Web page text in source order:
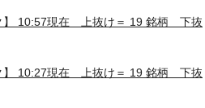
】 10:57現在 上抜け＝ 19 銘柄 下抜
】 10:27現在 上抜け＝ 19 銘柄 下抜